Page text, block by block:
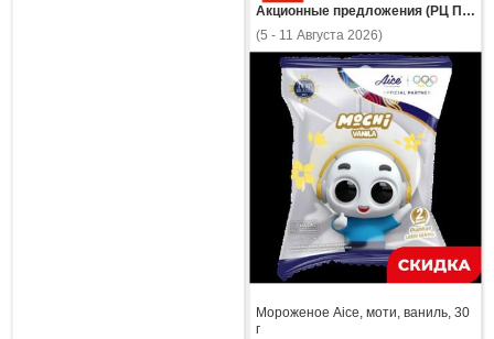
Акционные предложения (РЦ Пнз)
(5 - 11 Августа 2026)
Мороженое Aice, моти, ваниль, 30
г